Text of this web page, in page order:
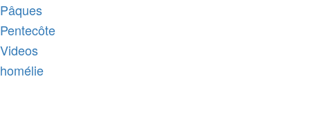
Pâques
Pentecôte
Videos
homélie